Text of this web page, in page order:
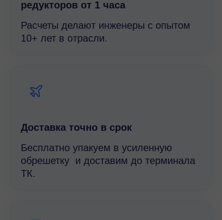
редукторов от 1 часа
Расчеты делают инженеры с опытом
10+ лет в отрасли.
Доставка точно в срок
Бесплатно упакуем в усиленную
обрешетку и доставим до терминала
ТК.